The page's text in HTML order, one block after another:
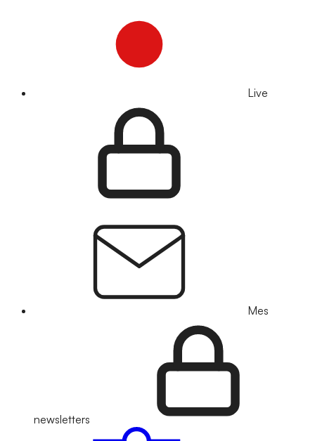
Live
Mes
newsletters